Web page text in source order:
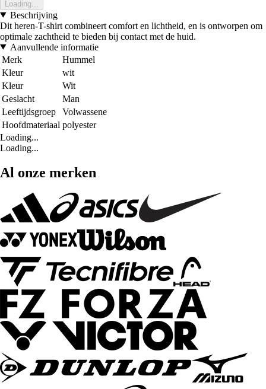
Loading...
Beschrijving
Dit heren-T-shirt combineert comfort en lichtheid, en is ontworpen om
optimale zachtheid te bieden bij contact met de huid.
Aanvullende informatie
Merk
Hummel
Kleur
wit
Kleur
Wit
Geslacht
Man
Leeftijdsgroep
Volwassene
Hoofdmateriaal polyester
Loading...
Loading...
Al onze merken